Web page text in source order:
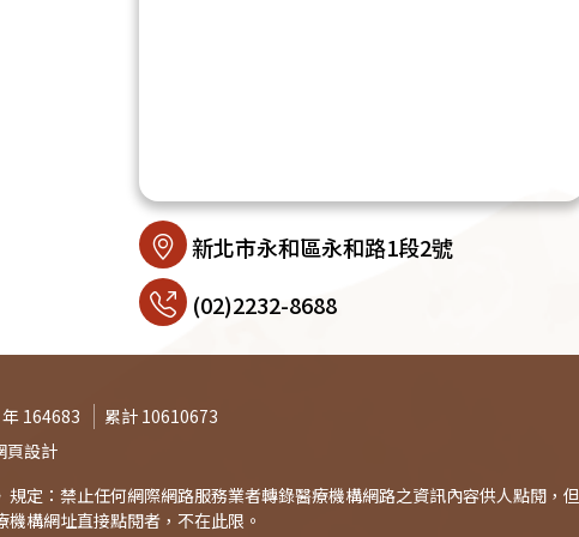
新北市永和區永和路1段2號
(02)2232-8688
164683
累計 10610673
頁設計
規定：禁止任何網際網路服務業者轉錄醫療機構網路之資訊內容供人點閱，但
構網址直接點閱者，不在此限。